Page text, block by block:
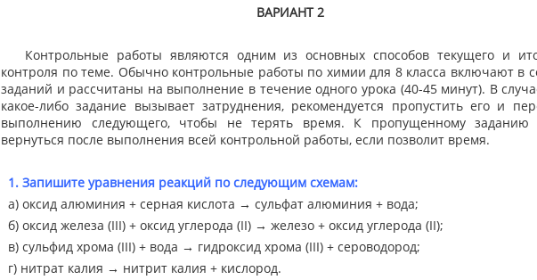
ВАРИАНТ 2
Контрольные работы являются одним из основных способов текущего и
контроля по теме. Обычно контрольные работы по химии для 8 класса включают в
заданий и рассчитаны на выполнение в течение одного урока (40-45 минут). В
какое-либо задание вызывает затруднения, рекомендуется пропустить его и
выполнению следующего, чтобы не терять время. К пропущенному заданию
вернуться после выполнения всей контрольной работы, если позволит время.
1. Запишите уравнения реакций по следующим схемам:
а) оксид алюминия + серная кислота → сульфат алюминия + вода;
б) оксид железа (III) + оксид углерода (II) → железо + оксид углерода (II);
в) сульфид хрома (III) + вода → гидроксид хрома (III) + сероводород;
г) нитрат калия → нитрит калия + кислород.